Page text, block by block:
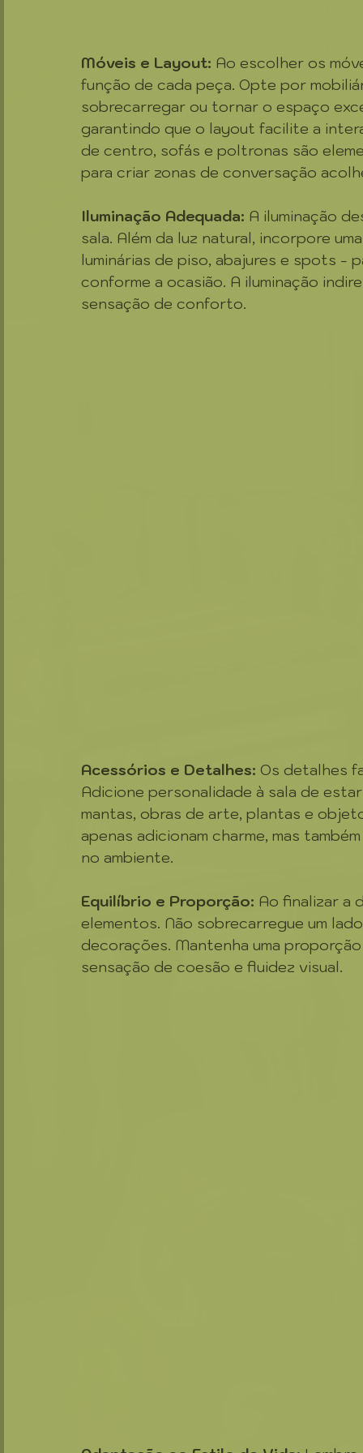
Móveis e Layout: Ao escolher os
função de cada peça. Opte por
sobrecarregar ou tornar o espaço
garantindo que o layout facilite a
de centro, sofás e poltronas são
para criar zonas de conversação
Iluminação Adequada: A iluminação
sala. Além da luz natural, incorpore
luminárias de piso, abajures e spots -
conforme a ocasião. A iluminação
sensação de conforto.
Acessórios e Detalhes: Os detalhes
Adicione personalidade à sala de
mantas, obras de arte, plantas e
apenas adicionam charme, mas
no ambiente.
Equilíbrio e Proporção: Ao finalizar a
elementos. Não sobrecarregue um
decorações. Mantenha uma
sensação de coesão e fluidez visual.